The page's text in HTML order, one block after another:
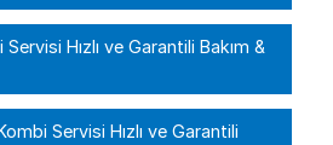
Hızlı ve Garantili Bakım &
Servisi Hızlı ve Garantili